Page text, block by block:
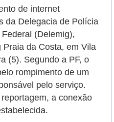
de internet
da Delegacia de Polícia
(Delemig),
Praia da Costa, em Vila
(5). Segundo a PF, o
rompimento de um
pelo serviço.
a conexão